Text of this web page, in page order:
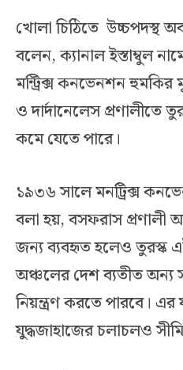
খোলা চিঠিতে উচ্চপদস্থ
বলেন, ক্যানাল ইস্তাম্বুল
মন্ট্রিক্স কনভেনশন
ও দার্দানেলেস প্রণালীতে
কমে যেতে পারে।
১৯৩৬ সালে মনট্রিক্স
বলা হয়, বসফরাস প্রণালী
জন্য ব্যবহৃত হলেও তুরস্ক
অঞ্চলের দেশ ব্যতীত অন্য
নিয়ন্ত্রণ করতে পারবে।
যুদ্ধজাহাজের চলাচলও